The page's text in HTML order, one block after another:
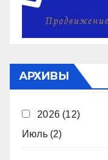
АРХИВЫ
2026 (12)
Июль(2)